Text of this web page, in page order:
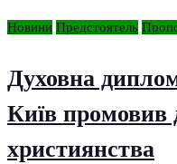
Новини Предстоятель
Духовна
Київ промовив
християнства